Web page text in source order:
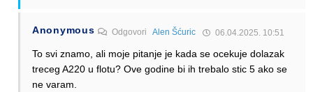
Anonymous OdgovoriAlen Šćuric 06.04.2025. 10:51
To svi znamo, ali moje pitanje je kada se ocekuje dolazak
treceg A220 u flotu? Ove godine bi ih trebalo stic 5 ako se
ne varam.